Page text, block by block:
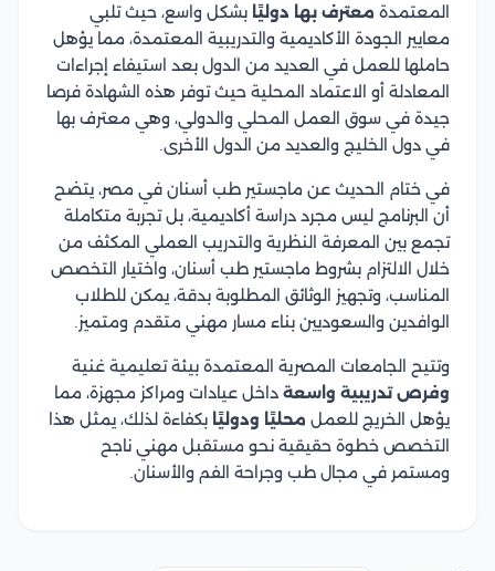
المعتمدة معترف بها دوليًا بشكل واسع، حيث تلبي
معايير الجودة الأكاديمية والتدريبية المعتمدة، مما يؤهل
حاملها للعمل في العديد من الدول بعد استيفاء إجراءات
المعادلة أو الاعتماد المحلية حيث توفر هذه الشهادة فرصا
جيدة في سوق العمل المحلي والدولي، وهي معترف بها
في دول الخليج والعديد من الدول الأخرى.​
في ختام الحديث عن ماجستير طب أسنان في مصر، يتضح
أن البرنامج ليس مجرد دراسة أكاديمية، بل تجربة متكاملة
تجمع بين المعرفة النظرية والتدريب العملي المكثف من
خلال الالتزام بشروط ماجستير طب أسنان، واختيار التخصص
المناسب، وتجهيز الوثائق المطلوبة بدقة، يمكن للطلاب
الوافدين والسعوديين بناء مسار مهني متقدم ومتميز.
وتتيح الجامعات المصرية المعتمدة بيئة تعليمية غنية
وفرص تدريبية واسعة داخل عيادات ومراكز مجهزة، مما
يؤهل الخريج للعمل محليًا ودوليًا بكفاءة لذلك، يمثل هذا
التخصص خطوة حقيقية نحو مستقبل مهني ناجح
ومستمر في مجال طب وجراحة الفم والأسنان.